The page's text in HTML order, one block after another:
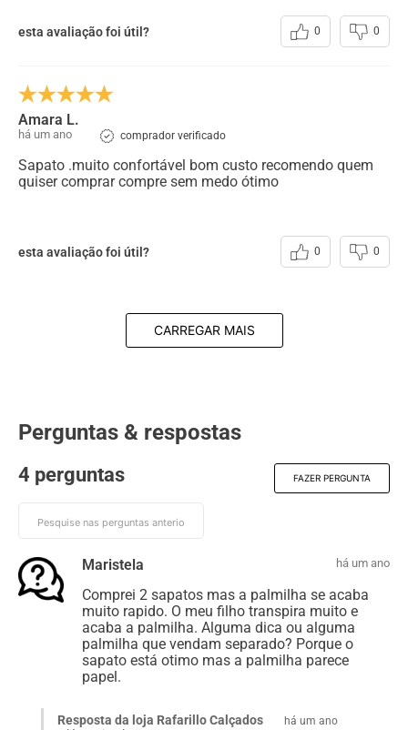
esta avaliação foi útil? 0 0
Amara L.
há um ano comprador verificado
Sapato .muito confortável bom custo recomendo quem
quiser comprar compre sem medo ótimo
esta avaliação foi útil? 0 0
CARREGAR MAIS
Perguntas & respostas
4 perguntas FAZER PERGUNTA
Maristela há um ano
Comprei 2 sapatos mas a palmilha se acaba
muito rapido. O meu filho transpira muito e
acaba a palmilha. Alguma dica ou alguma
palmilha que vendam separado? Porque o
sapato está otimo mas a palmilha parece
papel.
Resposta da loja Rafarillo Calçados há um ano